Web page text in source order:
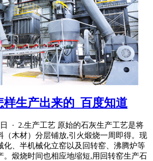
样生产出来的_百度知道
日 · 2.生产工艺 原始的石灰生产工艺是将
（木材）分层铺放,引火煅烧一周即得。现
化、半机械化立窑以及回转窑、沸腾炉等
。煅烧时间也相应地缩短,用回转窑生产石